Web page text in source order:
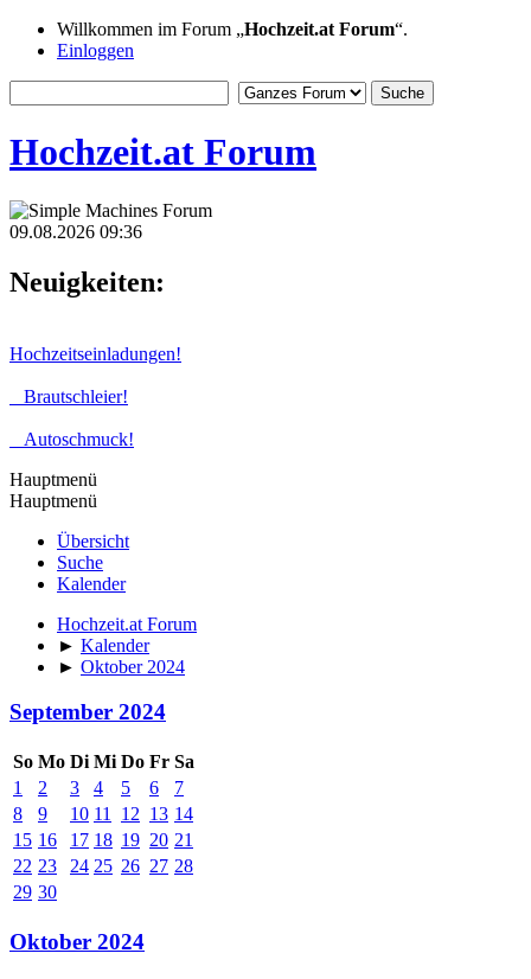
Willkommen im Forum „Hochzeit.at Forum“.
Einloggen
Hochzeit.at Forum
09.08.2026 09:36
Neuigkeiten:
Hochzeitseinladungen!
Brautschleier!
Autoschmuck!
Hauptmenü
Hauptmenü
Übersicht
Suche
Kalender
Hochzeit.at Forum
► Kalender
► Oktober 2024
September 2024
So Mo Di Mi Do Fr Sa
1
2 3 4 5 6
7
8
9 10 11 12 13 14
15 16 17 18 19 20 21
22 23 24 25 26 27 28
29 30
Oktober 2024